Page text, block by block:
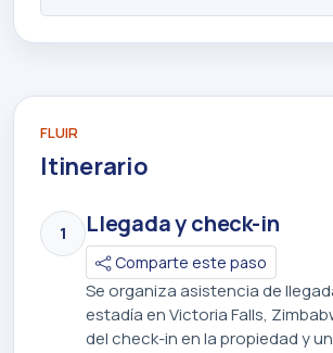
FLUIR
Itinerario
1 Llegada y check-in
Comparte este paso
Se organiza asistencia de
estadía en Victoria Falls,
del check-in en la propiedad y